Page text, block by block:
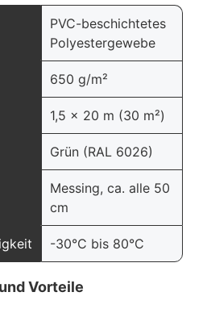
PVC-beschichtetes
Polyestergewebe
650 g/m²
1,5 x 20 m (30 m²)
Grün (RAL 6026)
Messing, ca. alle 50
cm
-30°C bis 80°C
Vorteile